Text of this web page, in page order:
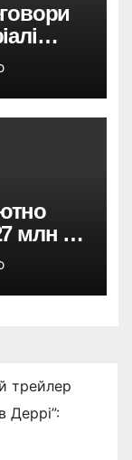
млн за
в
трейлер
Деррі”: